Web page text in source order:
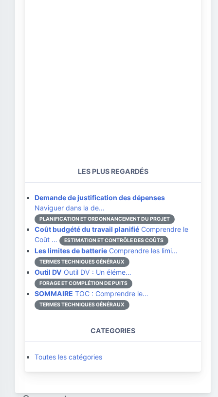
LES PLUS REGARDÉS
Demande de justification des dépenses
Naviguer dans la de…
PLANIFICATION ET ORDONNANCEMENT DU PROJET
Coût budgété du travail planifié Comprendre le
Coût …
ESTIMATION ET CONTRÔLE DES COÛTS
Les limites de batterie Comprendre les limi…
TERMES TECHNIQUES GÉNÉRAUX
Outil DV Outil DV : Un éléme…
FORAGE ET COMPLÉTION DE PUITS
SOMMAIRE TOC : Comprendre le…
TERMES TECHNIQUES GÉNÉRAUX
CATEGORIES
Toutes les catégories